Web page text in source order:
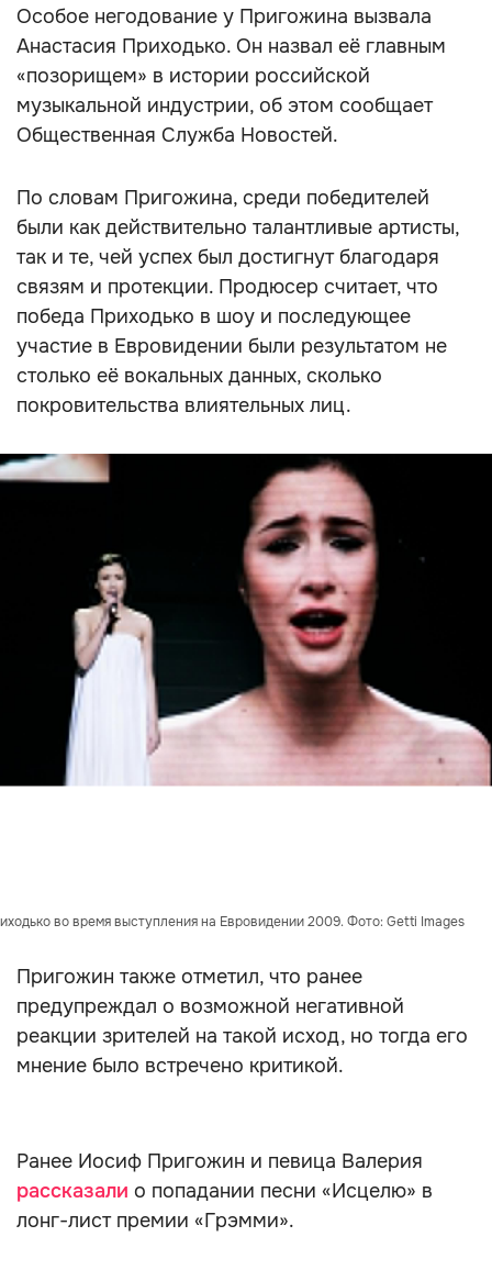
Особое негодование у Пригожина вызвала
Анастасия Приходько. Он назвал её главным
«позорищем» в истории российской
музыкальной индустрии, об этом сообщает
Общественная Служба Новостей.
По словам Пригожина, среди победителей
были как действительно талантливые артисты,
так и те, чей успех был достигнут благодаря
связям и протекции. Продюсер считает, что
победа Приходько в шоу и последующее
участие в Евровидении были результатом не
столько её вокальных данных, сколько
покровительства влиятельных лиц.
во время выступления на Евровидении 2009. Фото: Getti Images
Пригожин также отметил, что ранее
предупреждал о возможной негативной
реакции зрителей на такой исход, но тогда его
мнение было встречено критикой.
Ранее Иосиф Пригожин и певица Валерия
рассказали о попадании песни «Исцелю» в
лонг-лист премии «Грэмми».